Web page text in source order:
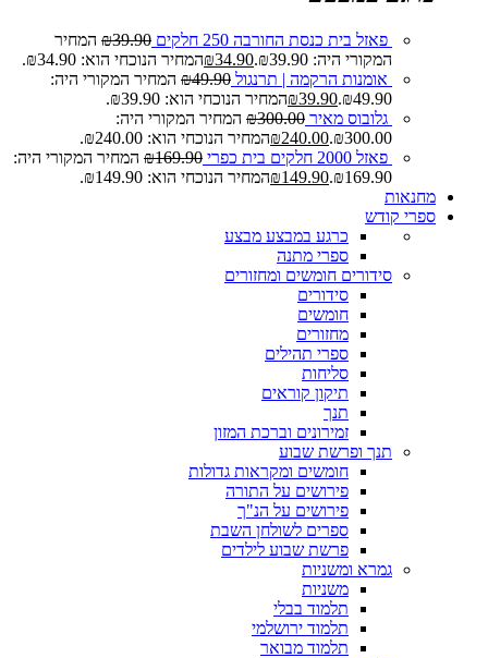
פאזל בית כנסת החורבה 250 חלקים ₪39.90
המחיר
המקורי היה: ₪39.90.
₪34.90
המחיר הנוכחי הוא: ₪34.90.
אומנות הרקמה | תרנגול
₪49.90
המחיר המקורי היה:
₪49.90.
₪39.90
המחיר הנוכחי הוא: ₪39.90.
גלובוס מאיר
₪300.00
המחיר המקורי היה:
₪300.00.
₪240.00
המחיר הנוכחי הוא: ₪240.00.
פאזל 2000 חלקים בית כפרי
₪169.90
המחיר המקורי היה:
₪169.90.
₪149.90
המחיר הנוכחי הוא: ₪149.90.
מחנאות
ספרי קודש
כרגע במבצע מבצע
ספרי מתנה
סידורים חומשים ומחזורים
סידורים
חומשים
מחזורים
ספרי תהילים
סליחות
תיקון קוראים
תנך
זמירונים וברכת המזון
תנך ופרשת שבוע
חומשים ומקראות גדולות
פירושים על התורה
פירושים על הנ"ך
ספרים לשולחן השבת
פרשת שבוע לילדים
גמרא ומשניות
משניות
תלמוד בבלי
תלמוד ירושלמי
תלמוד מבואר